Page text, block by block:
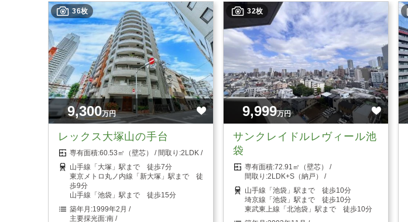
36枚
9,300万円
レックス大塚山の手台
60.53㎡（壁芯）
2LDK
山手線「大塚」駅まで 徒歩7分
東京メトロ丸ノ内線「新大塚」駅まで 徒
歩9分
山手線「池袋」駅まで 徒歩15分
1999年2月
南
32枚
9,999万円
サンクレイドルレヴィール池
袋
72.91㎡（壁芯）
2LDK+S（納戸）
山手線「池袋」駅まで 徒歩10分
埼京線「池袋」駅まで 徒歩10分
東武東上線「北池袋」駅まで 徒歩10分